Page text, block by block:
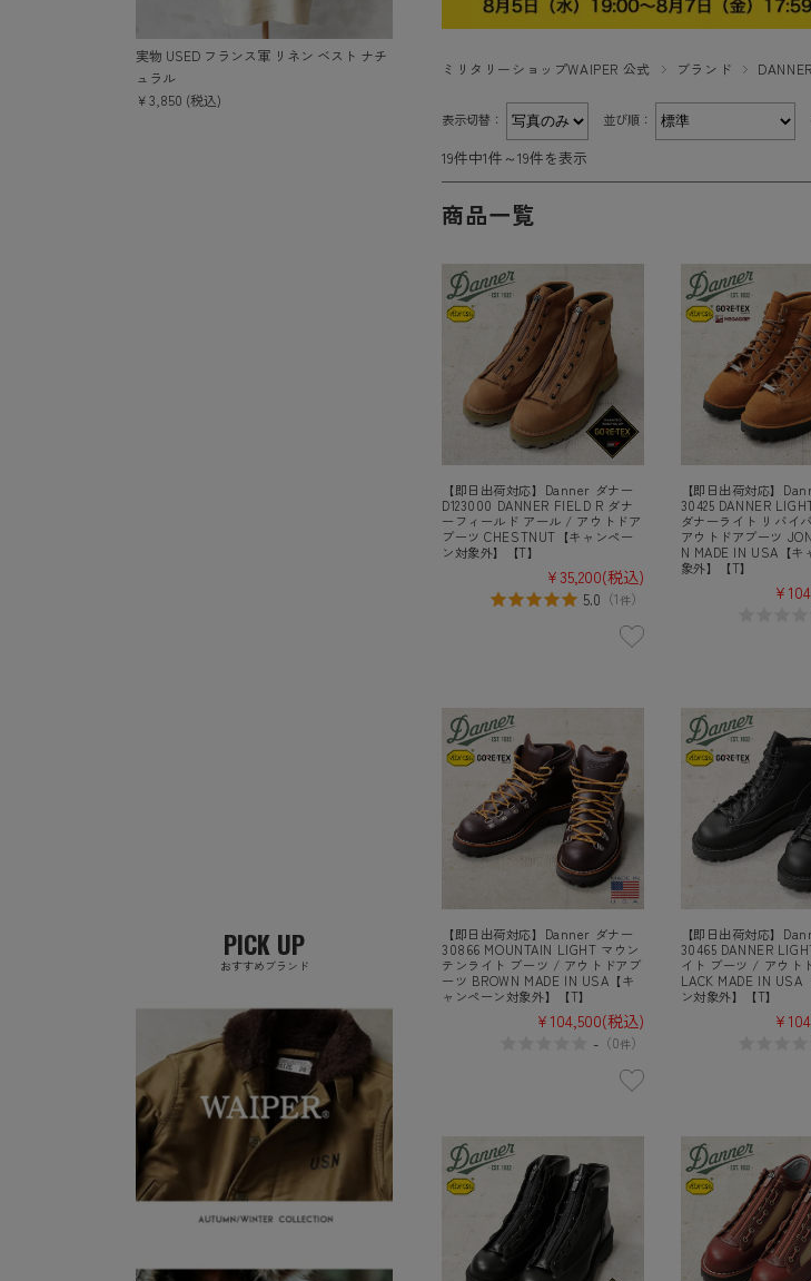
ミリタリーショップWAIPER 公式 ブランド
表示切替： 並び順：
19件中1件～19件を表示
商品一覧
【即日出荷対応】Danner ダナー
D123000 DANNER FIELD R ダナ
ーフィールド アール / アウトドア
ブーツ CHESTNUT【キャンペー
ン対象外】【T】
¥35,200(税込)
5.0 （1件）
【即日出荷対応】
30425 DANNER
ダナーライト リバイ
アウトドアブーツ
N MADE IN USA【キ
象外】【T】
【即日出荷対応】Danner ダナー
30866 MOUNTAIN LIGHT マウン
テンライト ブーツ / アウトドアブ
ーツ BROWN MADE IN USA【キ
ャンペーン対象外】【T】
¥104,500(税込)
-（0件）
【即日出荷対応】
30465 DANNER
イト ブーツ / アウト
LACK MADE IN USA
ン対象外】【T】
実物 USED フランス軍 リネン ベスト ナチ
ュラル
￥3,850 (税込)
PICK UP
おすすめブランド